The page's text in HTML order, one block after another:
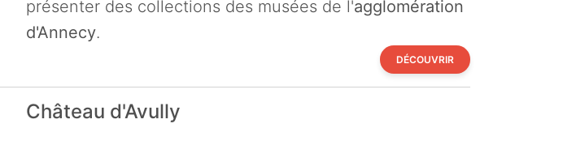
présenter des collections des musées de l'agglomération
d'Annecy.
DÉCOUVRIR
Château d'Avully